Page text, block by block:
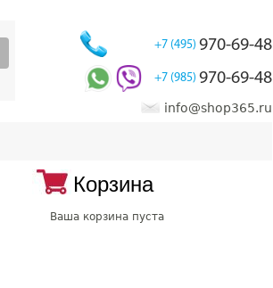
+7 (495) 970-69-48
+7 (985) 970-69-48
info@shop365.ru
Корзина
Ваша корзина пуста